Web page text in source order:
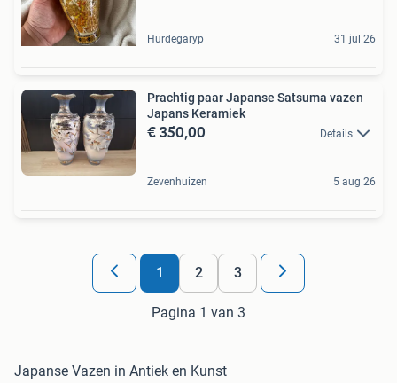
Hurdegaryp 31 jul 26
Prachtig paar Japanse Satsuma vazen
Japans Keramiek
€ 350,00 Details
Zevenhuizen 5 aug 26
1 2 3
Pagina 1 van 3
Japanse Vazen in Antiek en Kunst